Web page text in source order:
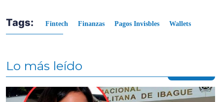
Tags: Fintech Finanzas Pagos Invisbles Wallets
Lo más leído
Contenido multimedia principal